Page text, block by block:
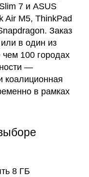
7 и ASUS
Air M5, ThinkPad
Заказ
в один из
100 городах
—
коалиционная
в рамках
8 ГБ